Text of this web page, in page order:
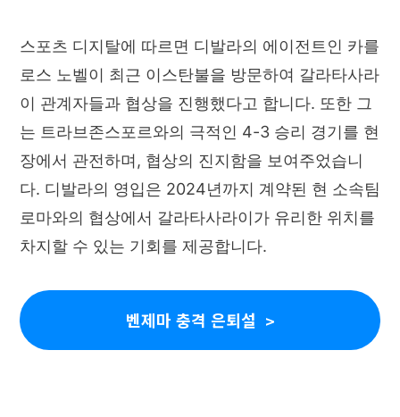
스포츠 디지탈에 따르면 디발라의 에이전트인 카를
로스 노벨이 최근 이스탄불을 방문하여 갈라타사라
이 관계자들과 협상을 진행했다고 합니다. 또한 그
는 트라브존스포르와의 극적인 4-3 승리 경기를 현
장에서 관전하며, 협상의 진지함을 보여주었습니
다. 디발라의 영입은 2024년까지 계약된 현 소속팀
로마와의 협상에서 갈라타사라이가 유리한 위치를
차지할 수 있는 기회를 제공합니다.
벤제마 충격 은퇴설